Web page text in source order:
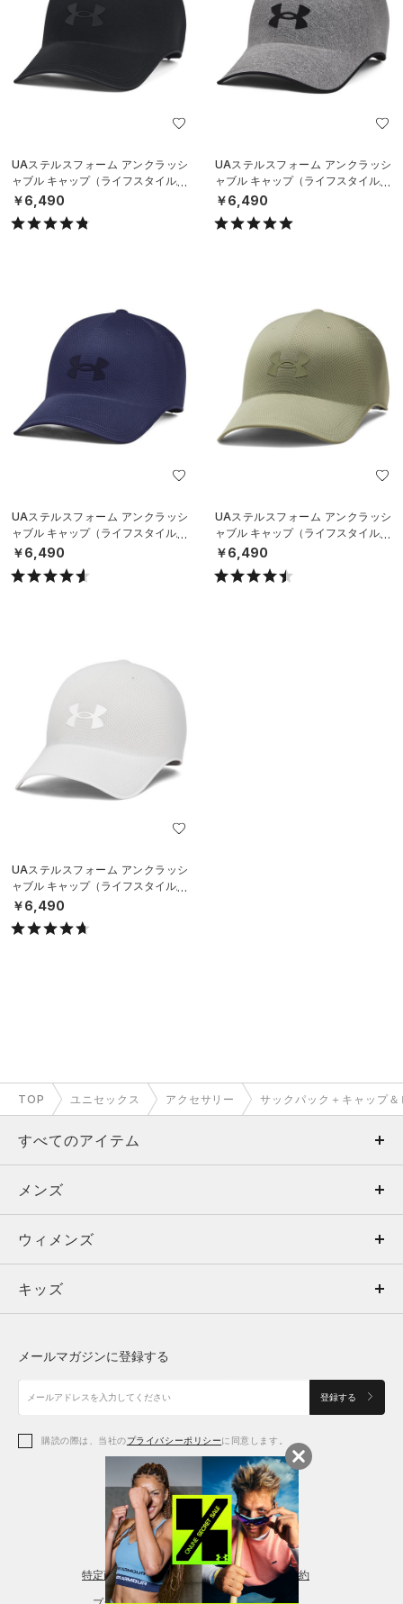
UAステルスフォーム アンクラッシ
ャブル キャップ（ライフスタイル/U
NISEX）
￥6,490
UAステルスフォーム アンクラッシ
ャブル キャップ（ライフスタイル/U
NISEX）
￥6,490
UAステルスフォーム アンクラッシ
ャブル キャップ（ライフスタイル/U
NISEX）
￥6,490
UAステルスフォーム アンクラッシ
ャブル キャップ（ライフスタイル/U
NISEX）
￥6,490
UAステルスフォーム アンクラッシ
ャブル キャップ（ライフスタイル/U
NISEX）
￥6,490
TOP ユニセックス アクセサリー サックパック＋キャップ
すべてのアイテム
メンズ
ウィメンズ
キッズ
アクセサリー
メンズ
トップス
ボトムス
アクセサリー
ウィメンズ
トップス
シューズ
アクセサリー
レギンス＆タイツ
キッズ
シューズ
メールマガジンに登録する
登録する
購読の際は、当社のプライバシーポリシーに同意します。
特定商取引法に基づく通販の表記 会員規約